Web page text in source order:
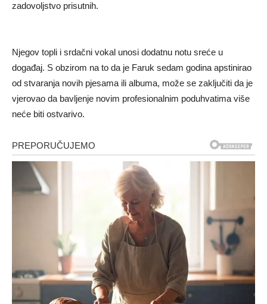
zadovoljstvo prisutnih.
Njegov topli i srdačni vokal unosi dodatnu notu sreće u
događaj. S obzirom na to da je Faruk sedam godina apstinirao
od stvaranja novih pjesama ili albuma, može se zaključiti da je
vjerovao da bavljenje novim profesionalnim poduhvatima više
neće biti ostvarivo.